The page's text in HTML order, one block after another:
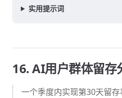
实用提示词
16. AI用户群体留存
一个季度内实现第30天留